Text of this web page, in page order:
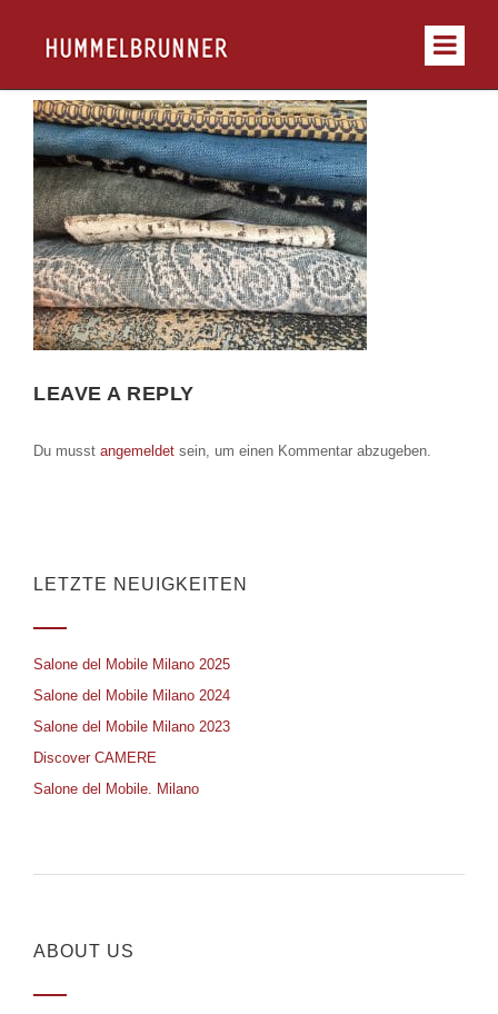
LEAVE A REPLY
Du musst angemeldet sein, um einen Kommentar abzugeben.
LETZTE NEUIGKEITEN
Salone del Mobile Milano 2025
Salone del Mobile Milano 2024
Salone del Mobile Milano 2023
Discover CAMERE
Salone del Mobile. Milano
ABOUT US